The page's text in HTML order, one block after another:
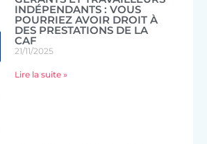
INDÉPENDANTS : VOUS
POURRIEZ AVOIR DROIT À
DES PRESTATIONS DE LA
CAF
21/11/2025
Lire la suite »